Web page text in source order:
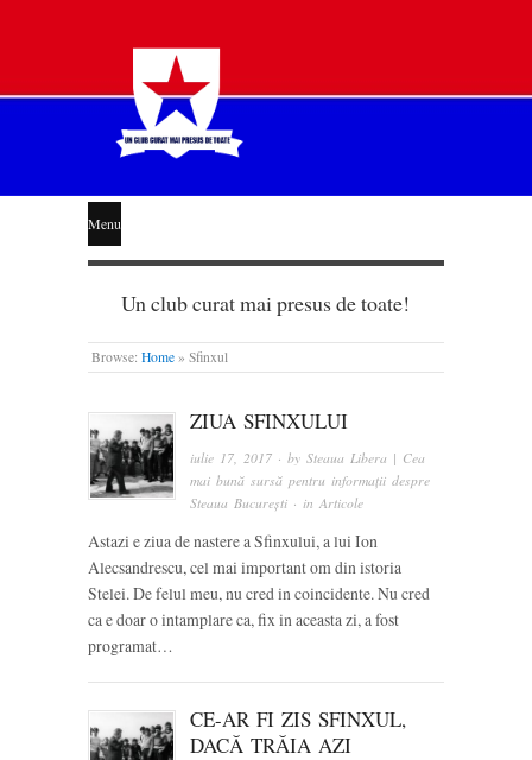
STEAUA
LIBERĂ
Menu
Un club curat mai presus de toate!
Browse: Home » Sfinxul
ZIUA SFINXULUI
iulie 17, 2017 · bySteaua Libera | Cea
mai bună sursă pentru informații despre
Steaua București · inArticole
Astazi e ziua de nastere a Sfinxului, a lui Ion
Alecsandrescu, cel mai important om din istoria
Stelei. De felul meu, nu cred in coincidente. Nu cred
ca e doar o intamplare ca, fix in aceasta zi, a fost
programat…
CE-AR FI ZIS SFINXUL,
DACĂ TRĂIA AZI